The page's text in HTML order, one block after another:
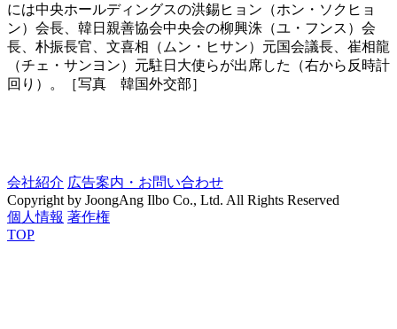
には中央ホールディングスの洪錫ヒョン（ホン・ソクヒョ
ン）会長、韓日親善協会中央会の柳興洙（ユ・フンス）会
長、朴振長官、文喜相（ムン・ヒサン）元国会議長、崔相龍
（チェ・サンヨン）元駐日大使らが出席した（右から反時計
回り）。［写真 韓国外交部］
会社紹介 広告案内・お問い合わせ
Copyright by JoongAng Ilbo Co., Ltd. All Rights Reserved
個人情報 著作権
TOP